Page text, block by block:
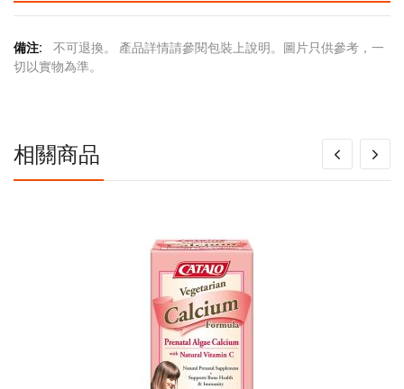
更
多
不可退換。 產品詳情請參閱包裝上說明。圖片只供參考，一
切以實物為準。
相關商品